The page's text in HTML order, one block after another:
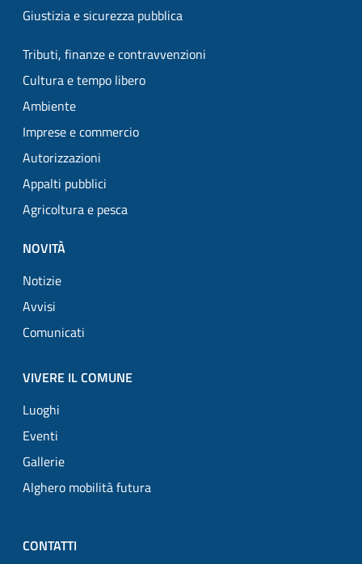
Giustizia e sicurezza pubblica
Tributi, finanze e contravvenzioni
Cultura e tempo libero
Ambiente
Imprese e commercio
Autorizzazioni
Appalti pubblici
Agricoltura e pesca
NOVITÀ
Notizie
Avvisi
Comunicati
VIVERE IL COMUNE
Luoghi
Eventi
Gallerie
Alghero mobilità futura
CONTATTI